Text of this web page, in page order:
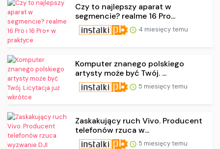
Czy to najlepszy aparat w
segmencie? realme 16 Pro...
4 miesięcy temu
Komputer znanego polskiego
artysty może być Twój. ...
5 miesięcy temu
Zaskakujący ruch Vivo. Producent
telefonów rzuca w...
5 miesięcy temu